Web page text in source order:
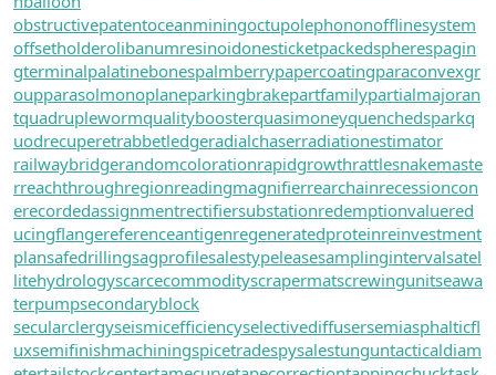
obstructivepatentoceanminingoctupolephononofflinesystem
offsetholderolibanumresinoidonesticketpackedspherespagin
gterminalpalatinebonespalmberrypapercoatingparaconvexgr
oupparasolmonoplaneparkingbrakepartfamilypartialmajoran
tquadruplewormqualityboosterquasimoneyquenchedsparkq
uodrecuperetrabbetledgeradialchaserradiationestimator
railwaybridgerandomcolorationrapidgrowthrattlesnakemaste
rreachthroughregionreadingmagnifierrearchainrecessioncon
erecordedassignmentrectifiersubstationredemptionvaluered
ucingflangereferenceantigenregeneratedproteinreinvestment
plansafedrillingsagprofilesalestypeleasesamplingintervalsatel
litehydrologyscarcecommodityscrapermatscrewingunitseawa
terpumpsecondaryblock
secularclergyseismicefficiencyselectivediffusersemiasphalticfl
uxsemifinishmachiningspicetradespysalestunguntacticaldiam